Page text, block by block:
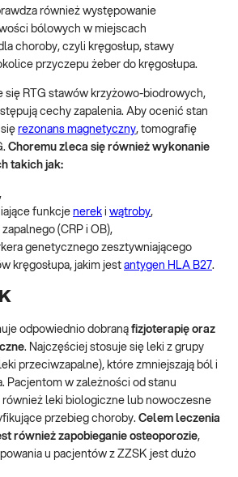
również występowanie
bólowych w miejscach
choroby, czyli kręgosłup, stawy
przyczepu żeber do kręgosłupa.
się RTG stawów krzyżowo-biodrowych,
cechy zapalenia. Aby ocenić stan
rezonans magnetyczny, tomografię
Choremu zleca się również wykonanie
takich jak:
funkcje nerek i wątroby,
(CRP i OB),
genetycznego zesztywniającego
kręgosłupa, jakim jest antygen HLA B27.
odpowiednio dobraną fizjoterapię oraz
. Najczęściej stosuje się leki z grupy
przeciwzapalne), które zmniejszają ból i
Pacjentom w zależności od stanu
również leki biologiczne lub nowoczesne
przebieg choroby. Celem leczenia
również zapobieganie osteoporozie,
u pacjentów z ZZSK jest dużo